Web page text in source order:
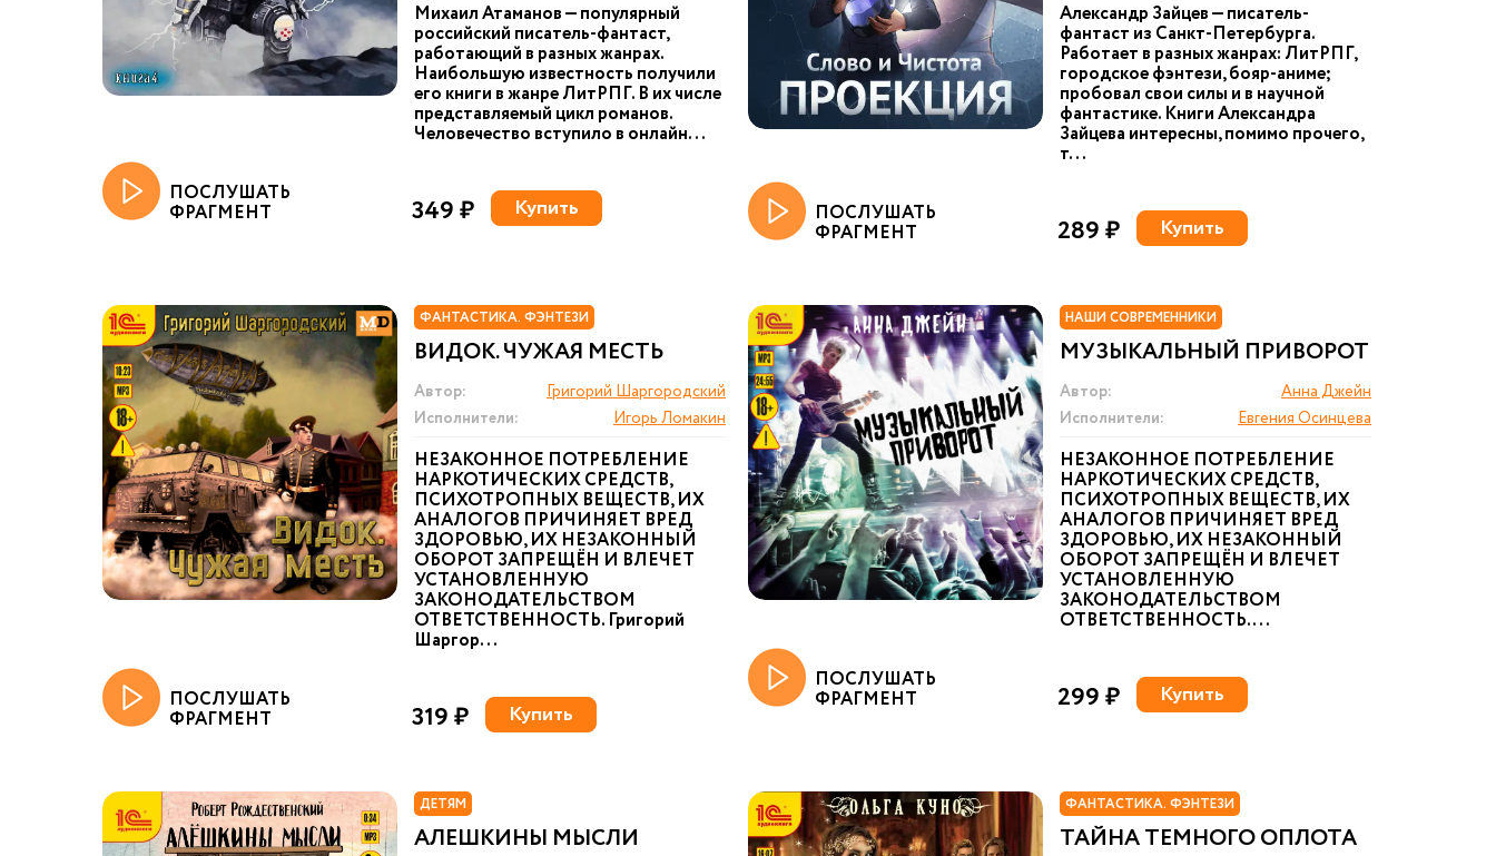
Михаил Атаманов — популярный
российский писатель-фантаст,
работающий в разных жанрах.
Наибольшую известность получили
его книги в жанре ЛитРПГ. В их числе
представляемый цикл романов.
Человечество вступило в онлайн...
ПОСЛУШАТЬ
ФРАГМЕНТ 349 ₽ Купить
Александр Зайцев — писатель-
фантаст из Санкт-Петербурга.
Работает в разных жанрах: ЛитРПГ,
городское фэнтези, бояр-аниме;
пробовал свои силы и в научной
фантастике. Книги Александра
Зайцева интересны, помимо прочего,
т...
ПОСЛУШАТЬ
ФРАГМЕНТ 289 ₽ Купить
ФАНТАСТИКА. ФЭНТЕЗИ
ВИДОК. ЧУЖАЯ МЕСТЬ
Автор:
Григорий Шаргородский
Исполнители:
Игорь Ломакин
НЕЗАКОННОЕ ПОТРЕБЛЕНИЕ
НАРКОТИЧЕСКИХ СРЕДСТВ,
ПСИХОТРОПНЫХ ВЕЩЕСТВ, ИХ
АНАЛОГОВ ПРИЧИНЯЕТ ВРЕД
ЗДОРОВЬЮ, ИХ НЕЗАКОННЫЙ
ОБОРОТ ЗАПРЕЩЁН И ВЛЕЧЕТ
УСТАНОВЛЕННУЮ
ЗАКОНОДАТЕЛЬСТВОМ
ОТВЕТСТВЕННОСТЬ. Григорий
Шаргор...
ПОСЛУШАТЬ
ФРАГМЕНТ 319 ₽ Купить
НАШИ СОВРЕМЕННИКИ
МУЗЫКАЛЬНЫЙ ПРИВОРОТ
Автор:
Анна Джейн
Исполнители:
Евгения Осинцева
НЕЗАКОННОЕ ПОТРЕБЛЕНИЕ
НАРКОТИЧЕСКИХ СРЕДСТВ,
ПСИХОТРОПНЫХ ВЕЩЕСТВ, ИХ
АНАЛОГОВ ПРИЧИНЯЕТ ВРЕД
ЗДОРОВЬЮ, ИХ НЕЗАКОННЫЙ
ОБОРОТ ЗАПРЕЩЁН И ВЛЕЧЕТ
УСТАНОВЛЕННУЮ
ЗАКОНОДАТЕЛЬСТВОМ
ОТВЕТСТВЕННОСТЬ. ...
ПОСЛУШАТЬ
ФРАГМЕНТ 299 ₽ Купить
ДЕТЯМ
АЛЕШКИНЫ МЫСЛИ
ФАНТАСТИКА. ФЭНТЕЗИ
ТАЙНА ТЕМНОГО ОПЛОТА